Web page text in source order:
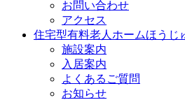
お問い合わせ
アクセス
住宅型有料老人ホームほうじ
施設案内
入居案内
よくあるご質問
お知らせ